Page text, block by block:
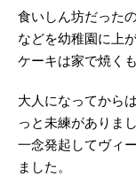
食いしん坊だった
などを幼稚園に上
ケーキは家で焼く
大人になってから
っと未練がありまし
一念発起してヴィ
ました。